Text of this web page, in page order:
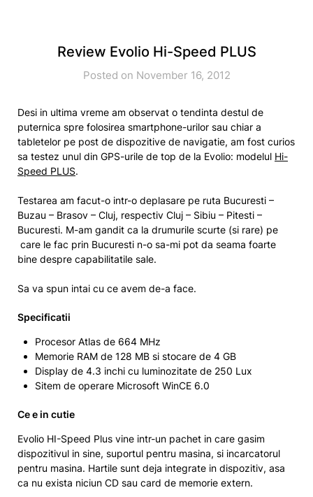
Review Evolio Hi-Speed PLUS
Posted on November 16, 2012
Desi in ultima vreme am observat o tendinta destul de
puternica spre folosirea smartphone-urilor sau chiar a
tabletelor pe post de dispozitive de navigatie, am fost curios
sa testez unul din GPS-urile de top de la Evolio: modelul Hi-
Speed PLUS.
Testarea am facut-o intr-o deplasare pe ruta Bucuresti –
Buzau – Brasov – Cluj, respectiv Cluj – Sibiu – Pitesti –
Bucuresti. M-am gandit ca la drumurile scurte (si rare) pe
care le fac prin Bucuresti n-o sa-mi pot da seama foarte
bine despre capabilitatile sale.
Sa va spun intai cu ce avem de-a face.
Specificatii
Procesor Atlas de 664 MHz
Memorie RAM de 128 MB si stocare de 4 GB
Display de 4.3 inchi cu luminozitate de 250 Lux
Sitem de operare Microsoft WinCE 6.0
Ce e in cutie
Evolio HI-Speed Plus vine intr-un pachet in care gasim
dispozitivul in sine, suportul pentru masina, si incarcatorul
pentru masina. Hartile sunt deja integrate in dispozitiv, asa
ca nu exista niciun CD sau card de memorie extern.